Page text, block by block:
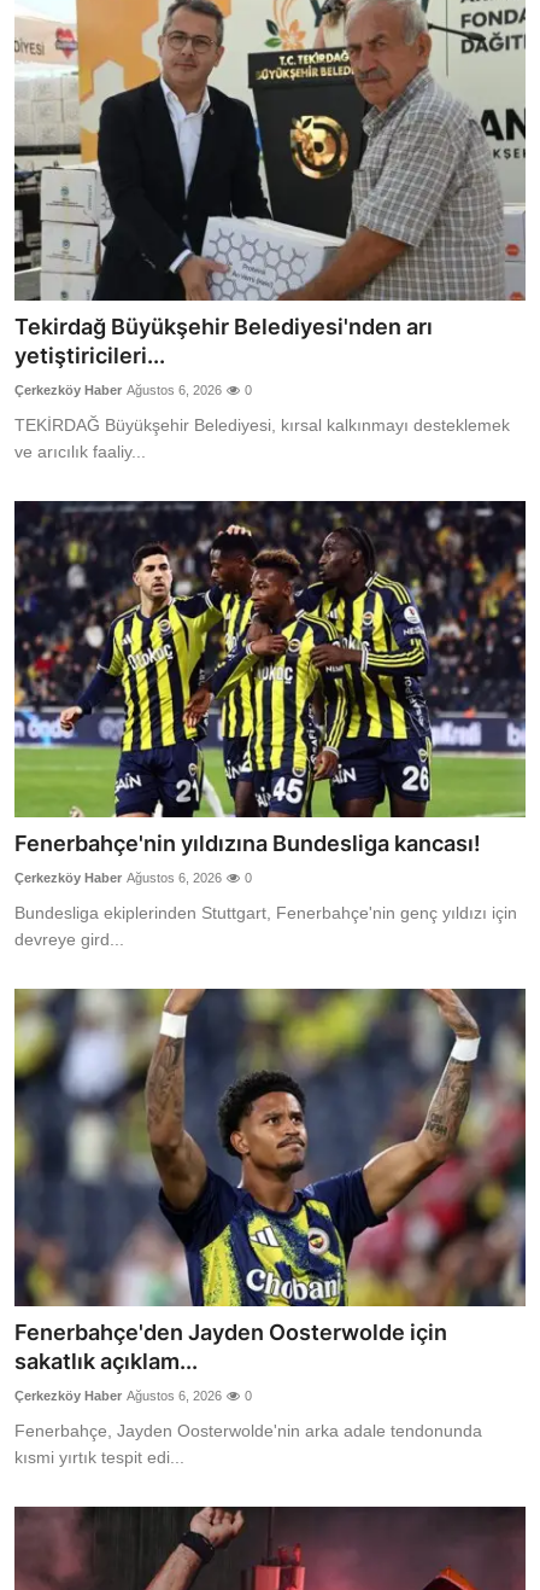
Tekirdağ Büyükşehir Belediyesi'nden arı
yetiştiricileri...
Çerkezköy Haber Ağustos 6, 2026 0
TEKİRDAĞ Büyükşehir Belediyesi, kırsal kalkınmayı desteklemek
ve arıcılık faaliy...
Fenerbahçe'nin yıldızına Bundesliga kancası!
Çerkezköy Haber Ağustos 6, 2026 0
Bundesliga ekiplerinden Stuttgart, Fenerbahçe'nin genç yıldızı için
devreye gird...
Fenerbahçe'den Jayden Oosterwolde için
sakatlık açıklam...
Çerkezköy Haber Ağustos 6, 2026 0
Fenerbahçe, Jayden Oosterwolde'nin arka adale tendonunda
kısmi yırtık tespit edi...